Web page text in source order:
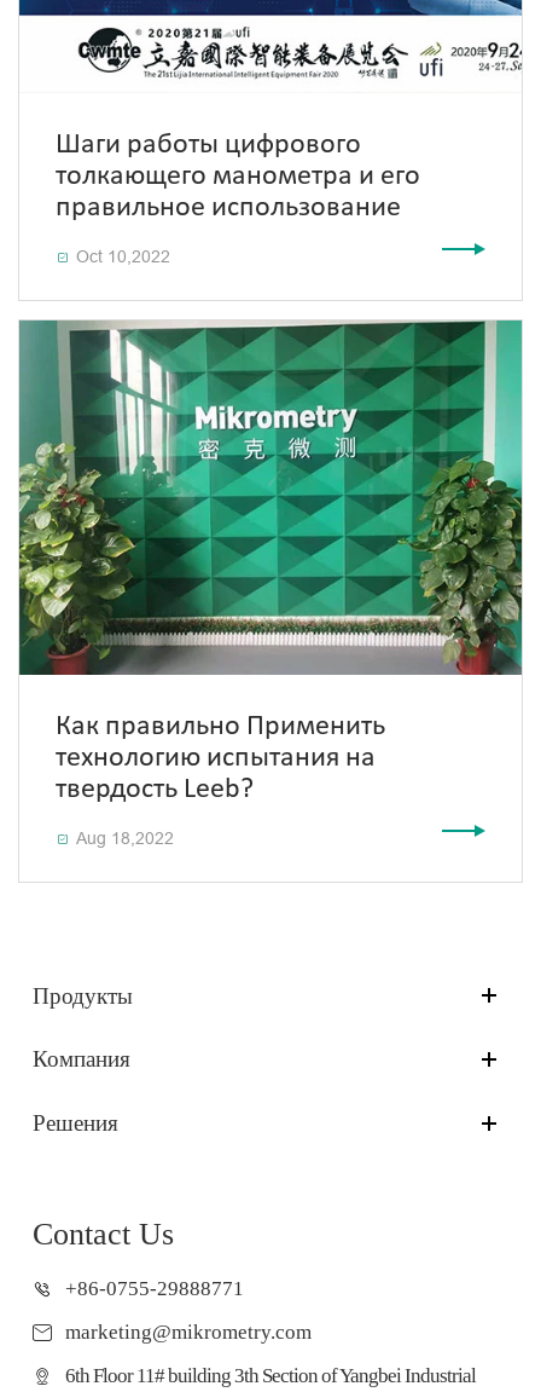
Шаги работы цифрового
толкающего манометра и его
правильное использование
 Oct 10,2022
Как правильно Применить
технологию испытания на
твердость Leeb?
 Aug 18,2022
Продукты
Компания
Решения
Contact Us
+86-0755-29888771
marketing@mikrometry.com
6th Floor 11# building 3th Section of Yangbei Industrial